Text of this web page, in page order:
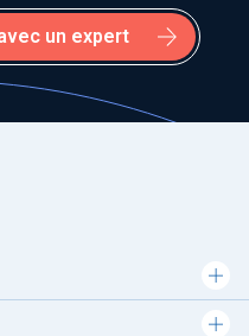
un expert